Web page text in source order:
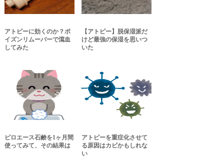
アトピーに効くのか？ポ
イズンリムーバーで瀉血
してみた
【アトピー】脱保湿派だ
けど最強の保湿を思いつ
いた
ピロエース石鹸を1ヶ月間
使ってみて、その結果は
アトピーを重症化させて
る原因はカビかもしれな
い